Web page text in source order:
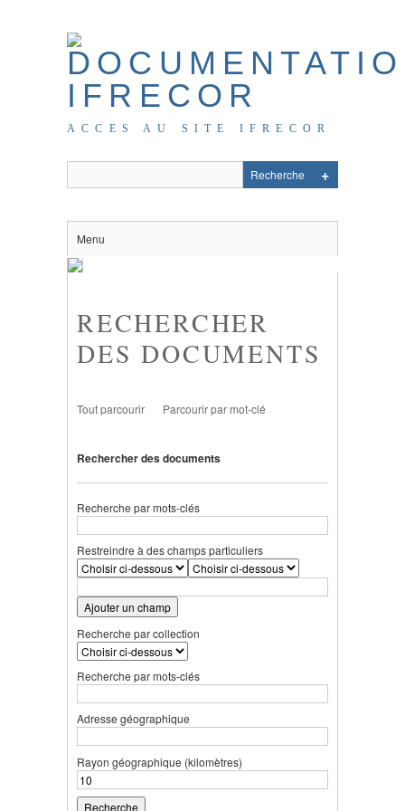
ACCES AU SITE IFRECOR
Menu
RECHERCHER
DES DOCUMENTS
Tout parcourir Parcourir par mot-clé
Rechercher des documents
Recherche par mots-clés
Restreindre à des champs particuliers
Ajouter un champ
Recherche par collection
Recherche par mots-clés
Adresse géographique
Rayon géographique (kilomètres)